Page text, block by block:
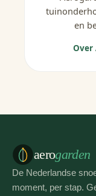
en
Over
aerogarden
De Nederlandse
moment, per stap.